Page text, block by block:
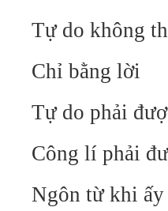
Tự do không
Chỉ bằng lời
Tự do phải
Công lí phải
Ngôn từ khi ấy